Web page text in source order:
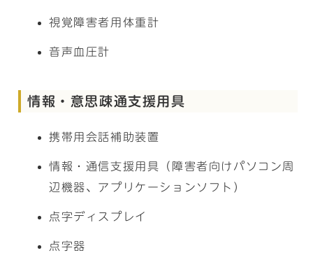
視覚障害者用体重計
音声血圧計
情報・意思疎通支援用具
携帯用会話補助装置
情報・通信支援用具（障害者向けパソコン周
辺機器、アプリケーションソフト）
点字ディスプレイ
点字器